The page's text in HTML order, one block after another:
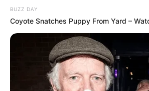
BUZZ DAY
Coyote Snatches Puppy From Yard –